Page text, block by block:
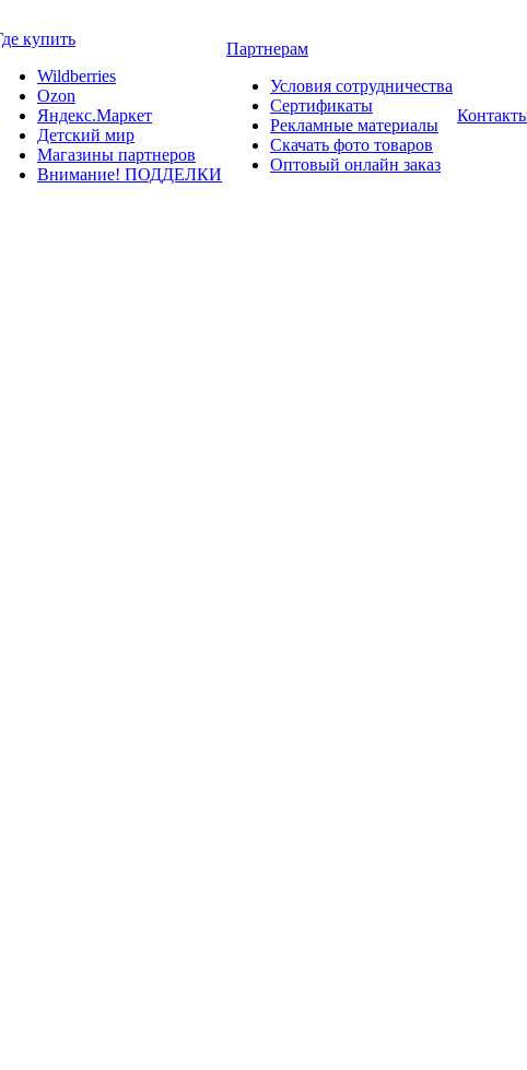
купить
Wildberries
Ozon
Яндекс.Маркет
Детский мир
Магазины партнеров
Внимание! ПОДДЕЛКИ
Партнерам
Условия сотрудничества
Сертификаты
Рекламные материалы
Скачать фото товаров
Оптовый онлайн заказ